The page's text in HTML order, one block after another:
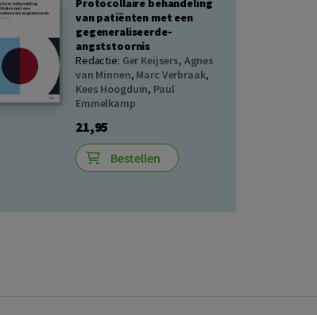
Protocollaire behandeling
van patiënten met een
gegeneraliseerde-
angststoornis
Redactie: Ger Keijsers, Agnes
van Minnen, Marc Verbraak,
Kees Hoogduin, Paul
Emmelkamp
21,95
Bestellen